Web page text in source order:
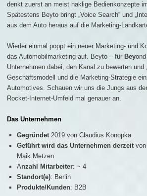
denkt zuerst an meist haklige Bedienkonzepte
Spätestens Beyto bringt „Voice Search“ und
aus dem Auto heraus auf die Marketing-
Wieder einmal poppt ein neuer Marketing- und
das Automobilmarketing auf. Beyto – für Beyond
Unternehmen dabei, den Kanal zu bewerten und
Geschäftsmodell und die Marketing-Strategie
Automotives. Schauen wir uns die Jungs aus
Rocket-Internet-Umfeld mal genauer an.
Das Unternehmen
Gegründet2019 von Claudius Konopka
Geführt wird das Unternehmen derzeitvon
Maik Metzen
Anzahl Mitarbeiter: ~ 4
Standort(e): Berlin
Produkte/Kunden: B2B